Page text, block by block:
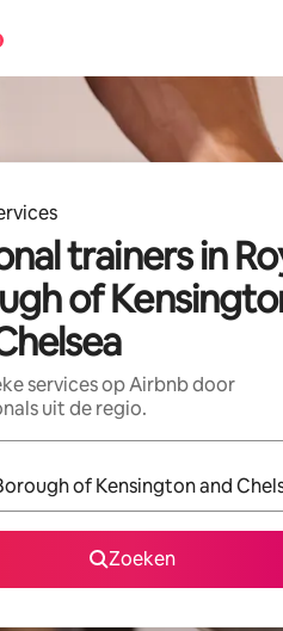
trainers in
of
services op Airbnb door
uit de regio.
er resultaten beschikbaar zijn,
Zoeken